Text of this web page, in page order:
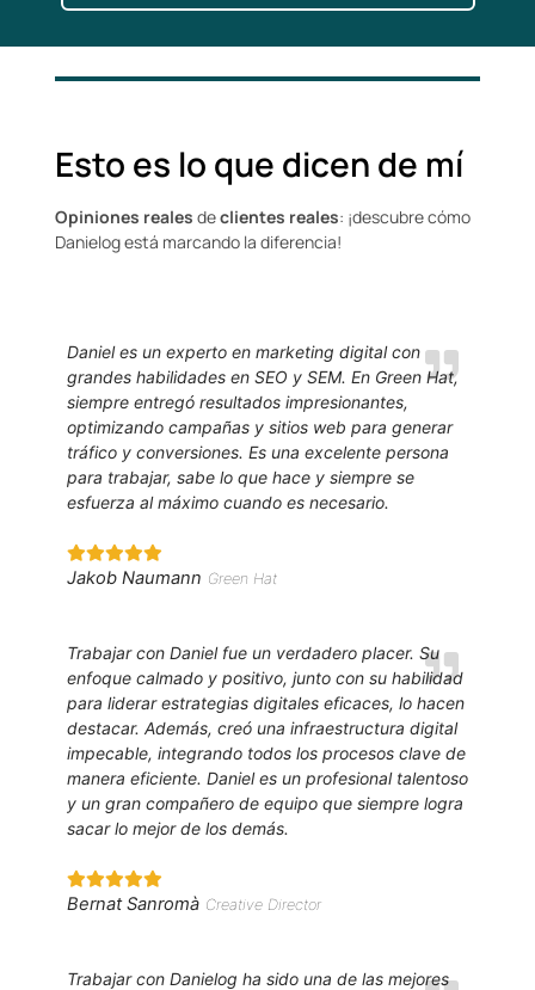
Esto es lo que dicen de mí
Opiniones reales declientes reales: ¡descubre cómo
Danielog está marcando la diferencia!
Daniel es un experto en marketing digital con
grandes habilidades en SEO y SEM. En Green Hat,
siempre entregó resultados impresionantes,
optimizando campañas y sitios web para generar
tráfico y conversiones. Es una excelente persona
para trabajar, sabe lo que hace y siempre se
esfuerza al máximo cuando es necesario.
Jakob Naumann Green Hat
Trabajar con Daniel fue un verdadero placer. Su
enfoque calmado y positivo, junto con su habilidad
para liderar estrategias digitales eficaces, lo hacen
destacar. Además, creó una infraestructura digital
impecable, integrando todos los procesos clave de
manera eficiente. Daniel es un profesional talentoso
y un gran compañero de equipo que siempre logra
sacar lo mejor de los demás.
Bernat Sanromà Creative Director
Trabajar con Danielog ha sido una de las mejores